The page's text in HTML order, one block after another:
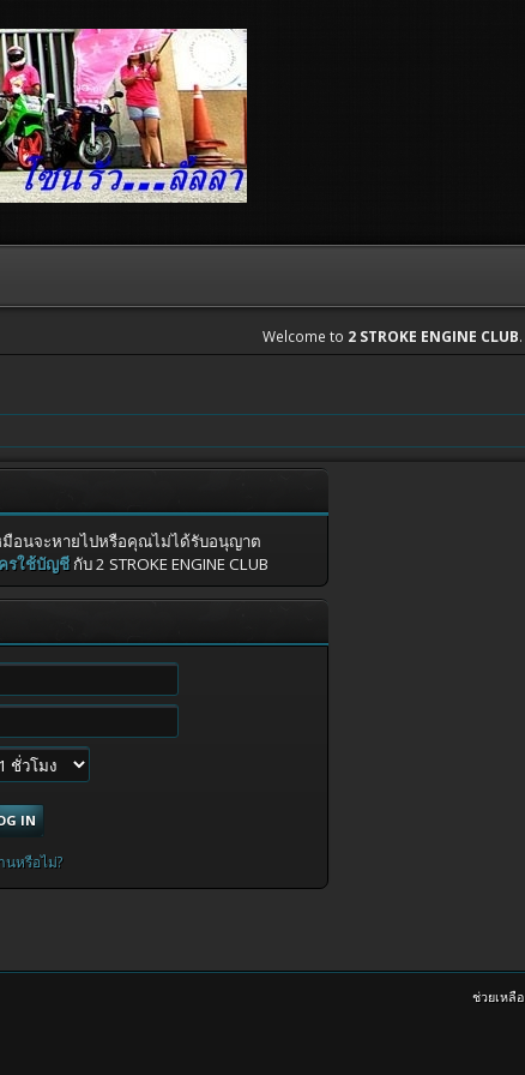
Welcome to 2 STROKE ENGINE CLUB.
อนจะหายไปหรือคุณไม่ได้รับอนุญาต
รใช้บัญชีกับ 2 STROKE ENGINE CLUB
นหรือไม่?
ช่วยเหลือ